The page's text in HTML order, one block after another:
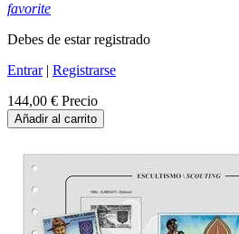
favorite
Debes de estar registrado
Entrar| Registrarse
144,00 € Precio
Añadir al carrito